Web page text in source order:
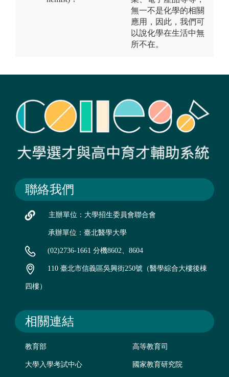
無一不是化學的相關
應用，因此，我們可
以說化學在生活中無
所不在。
聯絡我們
主辦單位：大學招生委員會聯合會
承辦單位：臺北醫學大學
(02)2736-1661 分機8602、8604
110 臺北市信義區吳興街250號（醫學綜合大樓後棟
四樓）
相關連結
教育部 高等教育司
大學入學考試中心 國家教育研究院